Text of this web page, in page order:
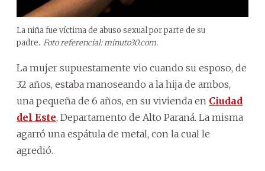
La niña fue víctima de abuso sexual por parte de su
padre. Foto referencial: minuto30.com.
La mujer supuestamente vio cuando su esposo, de
32 años, estaba manoseando a la hija de ambos,
una pequeña de 6 años, en su vivienda en Ciudad
del Este, Departamento de Alto Paraná. La misma
agarró una espátula de metal, con la cual le
agredió.